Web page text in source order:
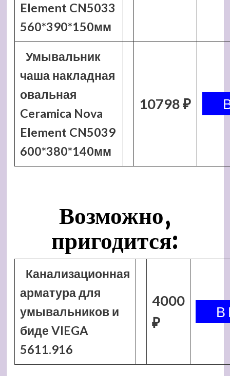
Element CN5033
560*390*150мм
Умывальник
чаша накладная
овальная
Ceramica Nova
Element CN5039
600*380*140мм
10798 ₽
Возможно,
пригодится:
Канализационная
арматура для
умывальников и
биде VIEGA
5611.916
4000
₽